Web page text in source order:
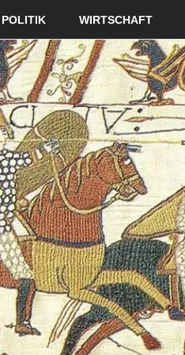
POLITIK WIRTSCHAFT